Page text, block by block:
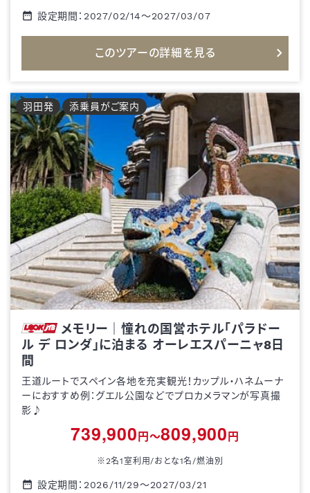
設定期間： 2027/02/14～2027/03/07
このツアーの詳細を見る
メモリー｜憧れの国営ホテル「パラドー
ル デ ロンダ」に泊まる オーレエスパーニャ8日
間
王道ルートでスペイン各地を充実観光！カップル・ハネムーナ
ーにおすすめ例：グエル公園などでプロカメラマンが写真撮
影♪
羽田発 添乗員がご案内
739,900 円～809,900 円
※2名1室利用/おとな1名/燃油別
設定期間： 2026/11/29～2027/03/21